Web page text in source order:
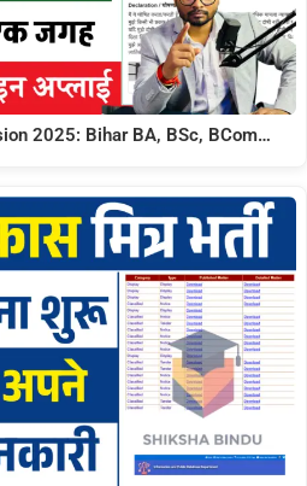
2025: Bihar BA, BSc, BCom…